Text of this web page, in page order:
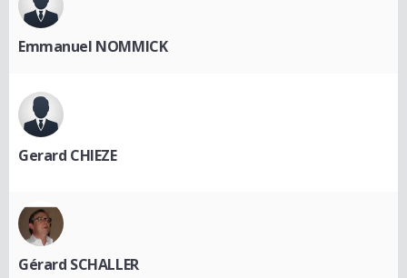
Emmanuel NOMMICK
Gerard CHIEZE
Gérard SCHALLER